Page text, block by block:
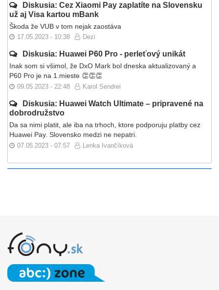
Diskusia: Cez Xiaomi Pay zaplatíte na Slovensku
už aj Visa kartou mBank
Škoda že VUB v tom nejak zaostáva
17.05.2023 - 10:38 Dezi
Diskusia: Huawei P60 Pro - perleťový unikát
Inak som si všimol, že DxO Mark bol dneska aktualizovaný a
P60 Pro je na 1.mieste 👏👏👏
09.05.2023 - 22:48 Karol Sendrei
Diskusia: Huawei Watch Ultimate – pripravené na
dobrodružstvo
Da sa nimi platit, ale iba na trhoch, ktore podporuju platby cez
Huawei Pay. Slovensko medzi ne nepatri.
07.05.2023 - 07:57 Lenka Ivančíková